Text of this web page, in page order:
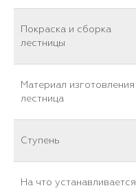
Покраска и сборка
лестницы
Материал изготовления
лестница
Ступень
На что устанавливается